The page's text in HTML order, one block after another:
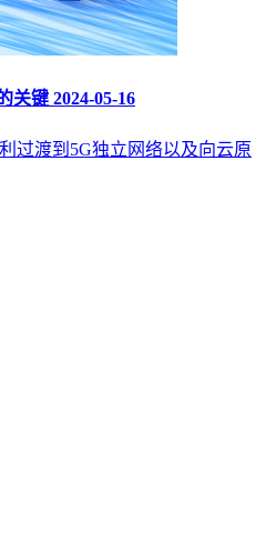
关键 2024-05-16
过渡到5G独立网络以及向云原